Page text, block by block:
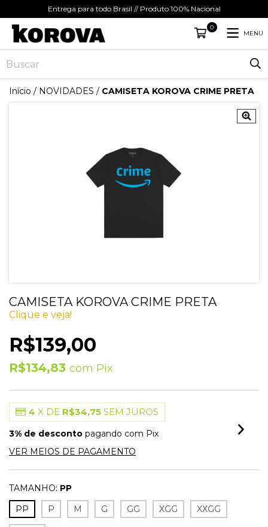
Entrega para todo Brasil // Produto 100% Nacional
0
MENU
Início / NOVIDADES / CAMISETA KOROVA CRIME PRETA
CAMISETA KOROVA CRIME PRETA
Clique e veja!
R$139,00
R$134,83 com Pix
4 X DE R$34,75 SEM JUROS
3% de desconto pagando com Pix
VER MEIOS DE PAGAMENTO
TAMANHO: PP
PP
P M G GG XGG XXGG